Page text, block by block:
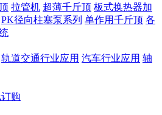
拉管机 超薄千斤顶 板式换热器加
PK径向柱塞泵系列 单作用千斤顶 各
轨道交通行业应用 汽车行业应用 轴
购